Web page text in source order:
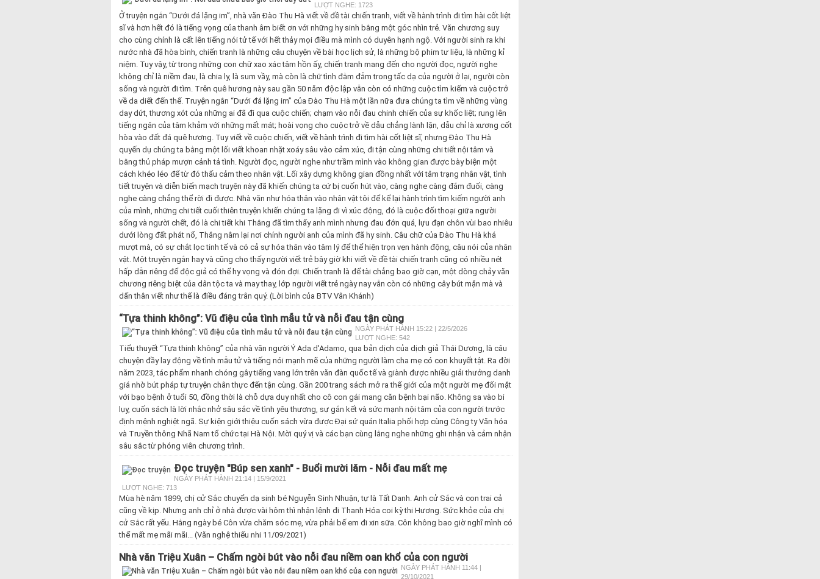
LƯỢT NGHE: 1723
Ở truyện ngắn “Dưới đá lặng im”, nhà văn Đào Thu Hà viết về đề tài chiến tranh, viết về hành trình đi tìm hài cốt liệt
sĩ và hơn hết đó là tiếng vọng của thanh âm biết ơn với những hy sinh bằng một góc nhìn trẻ. Văn chương suy
cho cùng chính là cất lên tiếng nói tử tế với hết thảy mọi điều mà mình có duyên hạnh ngộ. Với người sinh ra khi
nước nhà đã hòa bình, chiến tranh là những câu chuyện về bài học lịch sử, là những bộ phim tư liệu, là những kỉ
niệm. Tuy vậy, từ trong những con chữ xao xác tâm hồn ấy, chiến tranh mang đến cho người đọc, người nghe
không chỉ là niềm đau, là chia ly, là sum vầy, mà còn là chữ tình đằm đẵm trong tấc dạ của người ở lại, người còn
sống và người đi tìm. Trên quê hương này sau gần 50 năm độc lập vẫn còn có những cuộc tìm kiếm và cuộc trở
về da diết đến thế. Truyện ngắn “Dưới đá lặng im” của Đào Thu Hà một lần nữa đưa chúng ta tìm về những vùng
day dứt, thương xót của những ai đã đi qua cuộc chiến; chạm vào nỗi đau chinh chiến của sự khốc liệt; rung lên
tiếng ngân của tâm khảm với những mất mát; hoài vọng cho cuộc trở về dẫu chẳng lành lặn, dẫu chỉ là xương cốt
hòa vào đất đá quê hương. Tuy viết về cuộc chiến, viết về hành trình đi tìm hài cốt liệt sĩ, nhưng Đào Thu Hà
quyến dụ chúng ta bằng một lối viết khoan nhặt xoáy sâu vào cảm xúc, đi tận cùng những chi tiết nội tâm và
bằng thủ pháp mượn cảnh tả tình. Người đọc, người nghe như trầm mình vào không gian được bày biện một
cách khéo léo để từ đó thấu cảm theo nhân vật. Lối xây dựng không gian đồng nhất với tâm trạng nhân vật, tình
tiết truyện và diễn biến mạch truyện này đã khiến chúng ta cứ bị cuốn hút vào, càng nghe càng đắm đuối, càng
nghe càng chẳng thể rời đi được. Nhà văn như hóa thân vào nhân vật tôi để kể lại hành trình tìm kiếm người anh
của mình, những chi tiết cuối thiên truyện khiến chúng ta lặng đi vì xúc động, đó là cuộc đối thoại giữa người
sống và người chết, đó là chi tiết khi Thắng đã tìm thấy anh mình nhưng đau đớn quá, lựu đạn chôn vùi bao nhiêu
dưới lòng đất phát nổ, Thắng nằm lại nơi chính người anh của mình đã hy sinh. Câu chữ của Đào Thu Hà khá
mượt mà, có sự chắt lọc tinh tế và có cả sự hóa thân vào tâm lý để thể hiện trọn vẹn hành động, câu nói của nhân
vật. Một truyện ngắn hay và cũng cho thấy người viết trẻ bây giờ khi viết về đề tài chiến tranh cũng có nhiều nét
hấp dẫn riêng để độc giả có thể hy vọng và đón đợi. Chiến tranh là để tài chẳng bao giờ cạn, một dòng chảy văn
chương riêng biệt của dân tộc ta và may thay, lớp người viết trẻ ngày nay vẫn còn có những cây bút mặn mà và
dấn thân viết như thế là điều đáng trân quý. (Lời bình của BTV Vân Khánh)
“Tựa thinh không”: Vũ điệu của tình mẫu tử và nỗi đau tận cùng
NGÀY PHÁT HÀNH 15:22 | 22/5/2026
LƯỢT NGHE: 542
Tiểu thuyết “Tựa thinh không” của nhà văn người Ý Ada d'Adamo, qua bản dịch của dịch giả Thái Dương, là câu
chuyện đầy lay động về tình mẫu tử và tiếng nói mạnh mẽ của những người làm cha mẹ có con khuyết tật. Ra đời
năm 2023, tác phẩm nhanh chóng gây tiếng vang lớn trên văn đàn quốc tế và giành được nhiều giải thưởng danh
giá nhờ bút pháp tự truyện chân thực đến tận cùng. Gần 200 trang sách mở ra thế giới của một người mẹ đối mặt
với bạo bệnh ở tuổi 50, đồng thời là chỗ dựa duy nhất cho cô con gái mang căn bệnh bại não. Không sa vào bi
lụy, cuốn sách là lời nhắc nhở sâu sắc về tình yêu thương, sự gắn kết và sức mạnh nội tâm của con người trước
định mệnh nghiệt ngã. Sự kiện giới thiệu cuốn sách vừa được Đại sứ quán Italia phối hợp cùng Công ty Văn hóa
và Truyền thông Nhã Nam tổ chức tại Hà Nội. Mời quý vị và các bạn cùng lắng nghe những ghi nhận và cảm nhận
sâu sắc từ phóng viên chương trình.
Đọc truyện "Búp sen xanh" - Buổi mười lăm - Nỗi đau mất mẹ
NGÀY PHÁT HÀNH 21:14 | 15/9/2021
LƯỢT NGHE: 713
Mùa hè năm 1899, chị cử Sắc chuyển dạ sinh bé Nguyễn Sinh Nhuận, tự là Tất Danh. Anh cử Sắc và con trai cả
cũng về kịp. Nhưng anh chỉ ở nhà được vài hôm thì nhận lệnh đi Thanh Hóa coi kỳ thi Hương. Sức khỏe của chị
cử Sắc rất yếu. Hằng ngày bé Côn vừa chăm sóc mẹ, vừa phải bế em đi xin sữa. Côn không bao giờ nghĩ mình có
thể mất mẹ mãi mãi... (Văn nghệ thiếu nhi 11/09/2021)
Nhà văn Triệu Xuân – Chấm ngòi bút vào nỗi đau niềm oan khổ của con người
NGÀY PHÁT HÀNH 11:44 |
29/10/2021